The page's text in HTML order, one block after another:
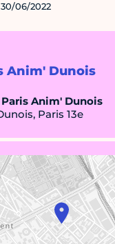
Anim' Dunois
Anim' Dunois
Paris 13e
06/2022